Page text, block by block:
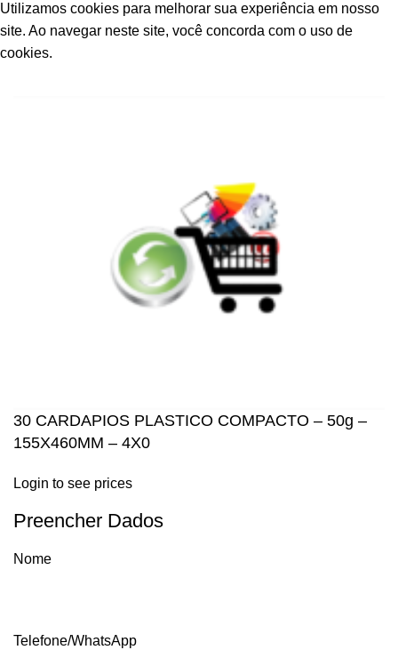
Utilizamos cookies para melhorar sua experiência em nosso
site. Ao navegar neste site, você concorda com o uso de
cookies.
30 CARDAPIOS PLASTICO COMPACTO – 50g –
155X460MM – 4X0
Login to see prices
Preencher Dados
Nome
Telefone/WhatsApp